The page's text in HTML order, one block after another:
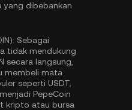
yang dibebankan
Sebagai
tidak mendukung
secara langsung,
membeli mata
seperti USDT,
PepeCoin
kripto atau bursa